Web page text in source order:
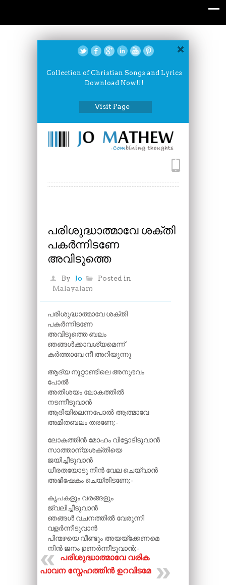
Collection of Christian Songs and Lyrics
Download Now!!!
Visit Page
പരിശുദ്ധാത്മാവേ ശക്തി
പകർന്നിടണേ
അവിടുത്തെ
By Jo
Posted in
Malayalam
പരിശുദ്ധാത്മാവേ ശക്തി
പകർന്നിടണേ
അവിടുത്തെ ബലം
ഞങ്ങൾക്കാവശ്യമെന്ന്
കർത്താവേ നീ അറിയുന്നു
ആദ്യ നൂറ്റാണ്ടിലെ അനുഭവം
പോൽ
അതിശയം ലോകത്തിൽ
നടന്നീടുവാൻ
ആദിയിലെന്നപോൽ ആത്മാവേ
അമിതബലം തരണേ;-
ലോകത്തിൻ മോഹം വിട്ടോടിടുവാൻ
സാത്താന്യശക്തിയെ
ജയിച്ചീടുവാൻ
ധീരതയോടു നിൻ വേല ചെയ്‌വാൻ
അഭിഷേകം ചെയ്തിടണേ;-
കൃപകളും വരങ്ങളും
ജ്വലിച്ചീടുവാൻ
ഞങ്ങൾ വചനത്തിൽ വേരൂന്നി
വളർന്നീടുവാൻ
പിന്മഴയെ വീണ്ടും അയയ്ക്കേണമെ
നിൻ ജനം ഉണർന്നീടുവാൻ;-
പരിശുദ്ധാത്മാവേ വരിക
പാവന സ്നേഹത്തിൻ ഉറവിടമേ